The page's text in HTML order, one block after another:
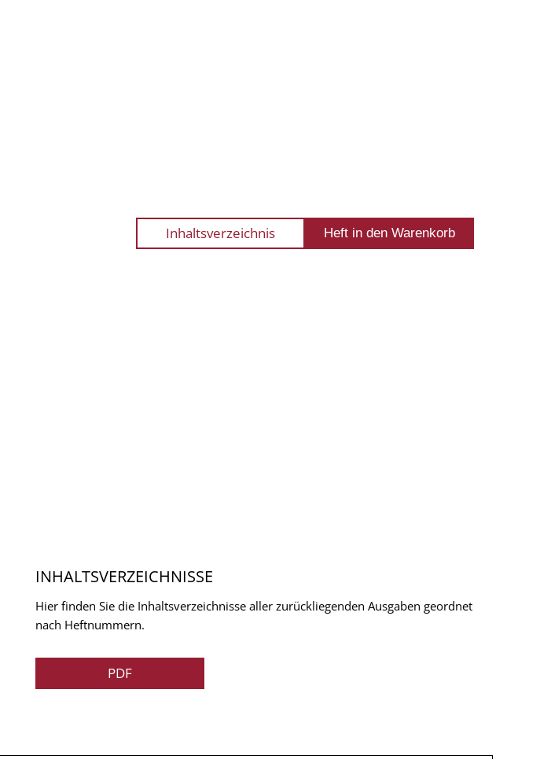
Inhaltsverzeichnis
INHALTSVERZEICHNISSE
Hier finden Sie die Inhaltsverzeichnisse aller zurückliegenden Ausgaben geordnet
nach Heftnummern.
PDF